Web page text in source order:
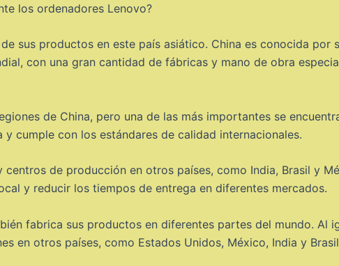
los ordenadores Lenovo?
sus productos en este país asiático. China es conocida por
con una gran cantidad de fábricas y mano de obra
de China, pero una de las más importantes se
cumple con los estándares de calidad internacionales.
de producción en otros países, como India, Brasil y
y reducir los tiempos de entrega en diferentes mercados.
fabrica sus productos en diferentes partes del mundo. Al
en otros países, como Estados Unidos, México, India y